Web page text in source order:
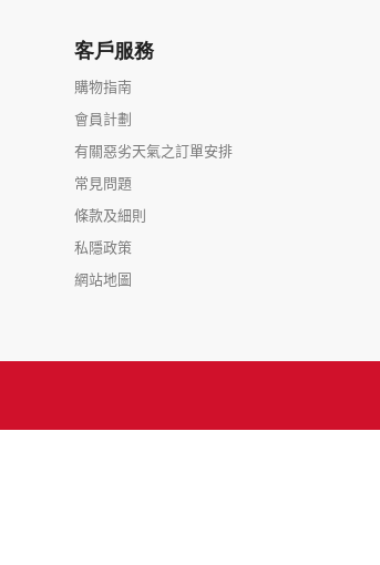
客戶服務
購物指南
會員計劃
有關惡劣天氣之訂單安排
常見問題
條款及細則
私隱政策
網站地圖